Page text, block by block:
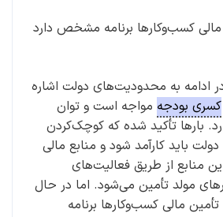
مالی کسب‌وکارها برنامه‌ مشخص دارد
ادامه به محدودیت‌های دولت اشاره
کسری بودجه مواجه است و توان
بارها تأکید شده که کوچک‌کردن
باید کارآمد شود و منابع مالی
منابع از طریق فعالیت‌های
مولد تأمین می‌شود. اما در حال
مالی کسب‌وکارها برنامه‌